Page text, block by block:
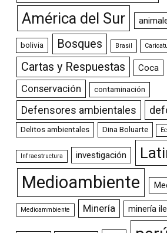
América del Sur
bolivia Bosques Brasil
Cartas y Respuestas Coca
Conservación contaminación
Defensores ambientales
Delitos ambientales Dina Boluarte
Infraestructura investigación
Medioambiente
Medioammbiente Minería minería